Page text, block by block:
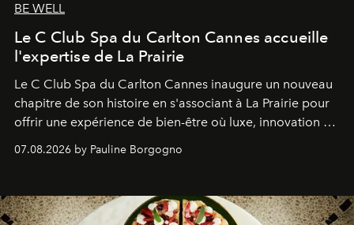
BE WELL
Le C Club Spa du Carlton Cannes accueille
l'expertise de La Prairie
Le C Club Spa du Carlton Cannes inaugure un nouveau
chapitre de son histoire en s'associant à La Prairie pour
offrir une expérience de bien-être où luxe, innovation et
expertise se rencontrent.
07.08.2026 by Pauline Borgogno